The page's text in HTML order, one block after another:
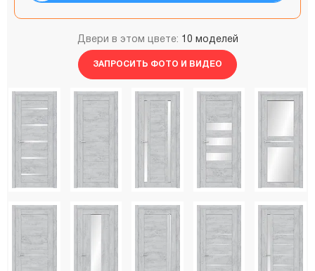
Двери в этом цвете: 10 моделей
ЗАПРОСИТЬ ФОТО И ВИДЕО